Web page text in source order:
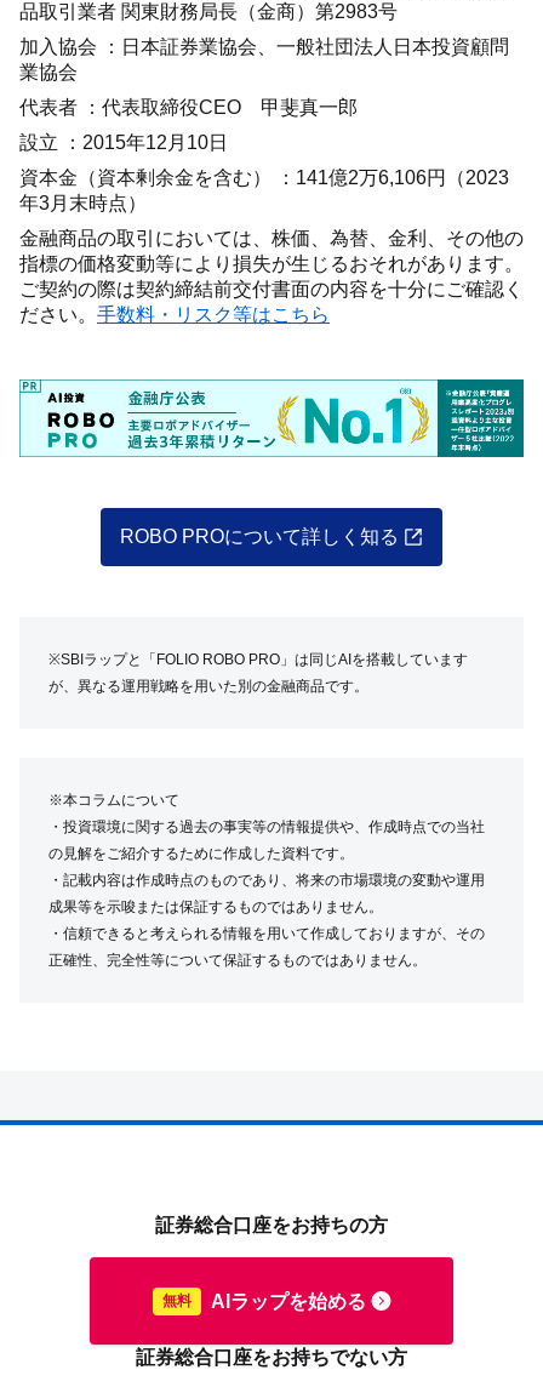
品取引業者 関東財務局長（金商）第2983号
加入協会 ：日本証券業協会、一般社団法人日本投資顧問
業協会
代表者 ：代表取締役CEO 甲斐真一郎
設立 ：2015年12月10日
資本金（資本剰余金を含む） ：141億2万6,106円（2023
年3月末時点）
金融商品の取引においては、株価、為替、金利、その他の
指標の価格変動等により損失が生じるおそれがあります。
ご契約の際は契約締結前交付書面の内容を十分にご確認く
ださい。 手数料・リスク等はこちら
ROBO PROについて詳しく知る
※SBIラップと「FOLIO ROBO PRO」は同じAIを搭載しています
が、異なる運用戦略を用いた別の金融商品です。
※本コラムについて
・投資環境に関する過去の事実等の情報提供や、作成時点での当社
の見解をご紹介するために作成した資料です。
・記載内容は作成時点のものであり、将来の市場環境の変動や運用
成果等を示唆または保証するものではありません。
・信頼できると考えられる情報を用いて作成しておりますが、その
正確性、完全性等について保証するものではありません。
証券総合口座をお持ちの方
AIラップを始める
証券総合口座をお持ちでない方